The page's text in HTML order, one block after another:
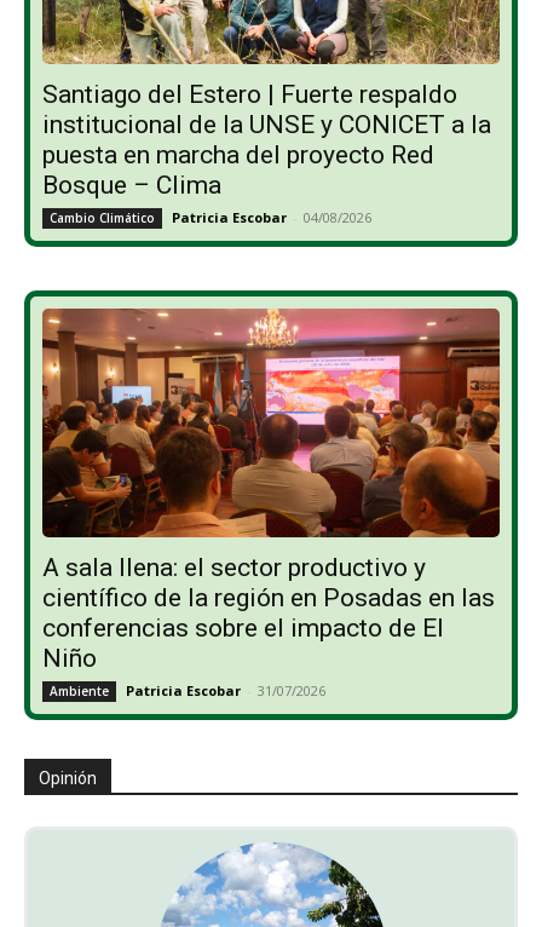
Santiago del Estero | Fuerte respaldo
institucional de la UNSE y CONICET a la
puesta en marcha del proyecto Red
Bosque – Clima
Cambio Climático Patricia Escobar - 04/08/2026
A sala llena: el sector productivo y
científico de la región en Posadas en las
conferencias sobre el impacto de El
Niño
Ambiente Patricia Escobar - 31/07/2026
Opinión